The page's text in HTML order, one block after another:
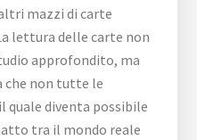
mazzi di carte
lettura delle carte non
approfondito, ma
che non tutte le
quale diventa possibile
tra il mondo reale